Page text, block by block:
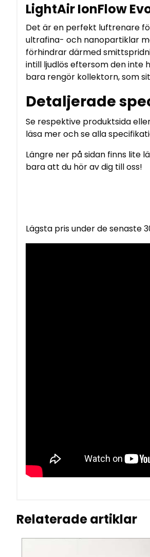
LightAir IonFlow
Det är en perfekt luftrenare
ultrafina- och nanopartiklar
förhindrar därmed
intill ljudlös eftersom den inte
bara rengör kollektorn, som
Detaljerade
Se respektive produktsida
läsa mer och se alla
Längre ner på sidan finns lite
bara att du hör av dig till oss!
Lägsta pris under de senaste
Relaterade artiklar